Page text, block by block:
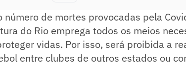
número de mortes provocadas pela
do Rio emprega todos os meios
vidas. Por isso, será proibida a
entre clubes de outros estados ou